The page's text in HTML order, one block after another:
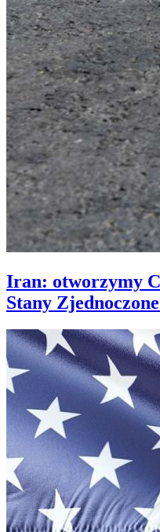
Iran: otworzymy
Stany